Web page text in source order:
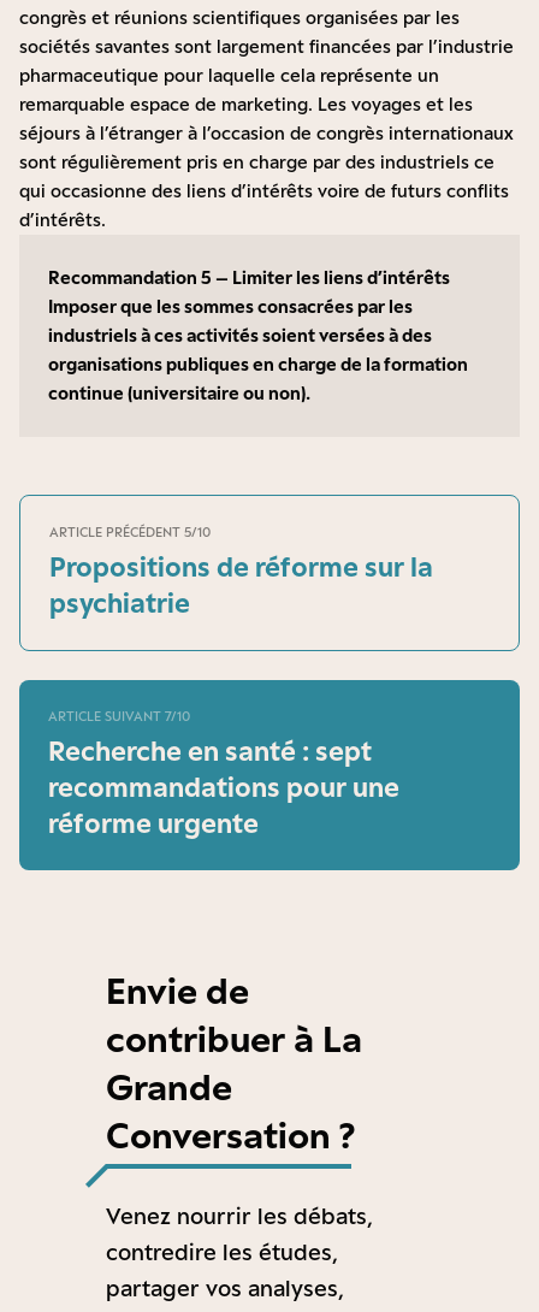
congrès et réunions scientifiques organisées par les
sociétés savantes sont largement financées par l’industrie
pharmaceutique pour laquelle cela représente un
remarquable espace de marketing. Les voyages et les
séjours à l’étranger à l’occasion de congrès internationaux
sont régulièrement pris en charge par des industriels ce
qui occasionne des liens d’intérêts voire de futurs conflits
d’intérêts.
Recommandation 5 – Limiter les liens d’intérêts
Imposer que les sommes consacrées par les
industriels à ces activités soient versées à des
organisations publiques en charge de la formation
continue (universitaire ou non).
ARTICLE PRÉCÉDENT 5/10
Propositions de réforme sur la
psychiatrie
ARTICLE SUIVANT 7/10
Recherche en santé : sept
recommandations pour une
réforme urgente
Envie de
contribuer à La
Grande
Conversation ?
Venez nourrir les débats,
contredire les études,
partager vos analyses,